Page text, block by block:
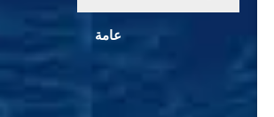
عامة